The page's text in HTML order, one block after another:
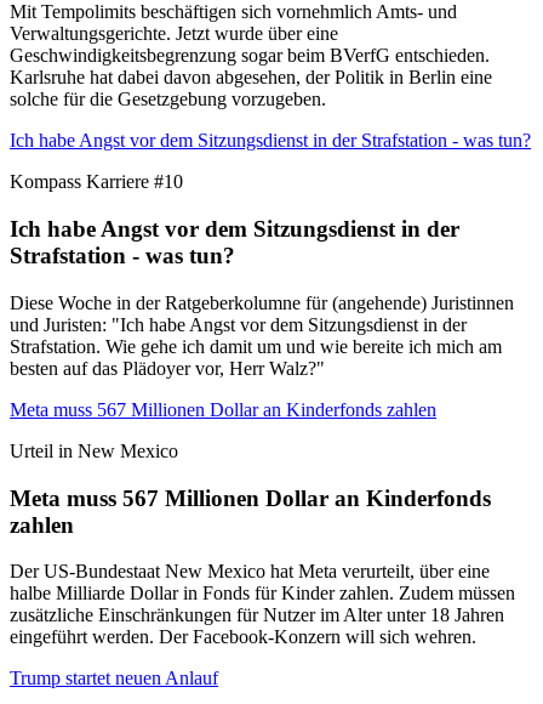
Mit Tempolimits beschäftigen sich vornehmlich Amts- und
Verwaltungsgerichte. Jetzt wurde über eine
Geschwindigkeitsbegrenzung sogar beim BVerfG entschieden.
Karlsruhe hat dabei davon abgesehen, der Politik in Berlin eine
solche für die Gesetzgebung vorzugeben.
Ich habe Angst vor dem Sitzungsdienst in der Strafstation - was tun?
Kompass Karriere #10
Ich habe Angst vor dem Sitzungsdienst in der
Strafstation - was tun?
Diese Woche in der Ratgeberkolumne für (angehende) Juristinnen
und Juristen: "Ich habe Angst vor dem Sitzungsdienst in der
Strafstation. Wie gehe ich damit um und wie bereite ich mich am
besten auf das Plädoyer vor, Herr Walz?"
Meta muss 567 Millionen Dollar an Kinderfonds zahlen
Urteil in New Mexico
Meta muss 567 Millionen Dollar an Kinderfonds
zahlen
Der US-Bundestaat New Mexico hat Meta verurteilt, über eine
halbe Milliarde Dollar in Fonds für Kinder zahlen. Zudem müssen
zusätzliche Einschränkungen für Nutzer im Alter unter 18 Jahren
eingeführt werden. Der Facebook-Konzern will sich wehren.
Trump startet neuen Anlauf